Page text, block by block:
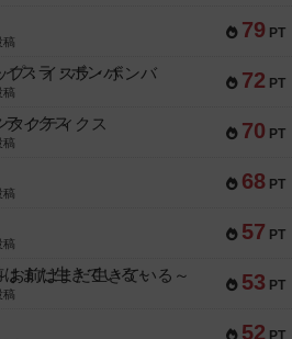
79 PT
稿
72 PT
プ：イスラ・ボンバ
稿
70 PT
タクティクス
稿
68 PT
稿
57 PT
稿
53 PT
前はまだ生きている～
稿
52 PT